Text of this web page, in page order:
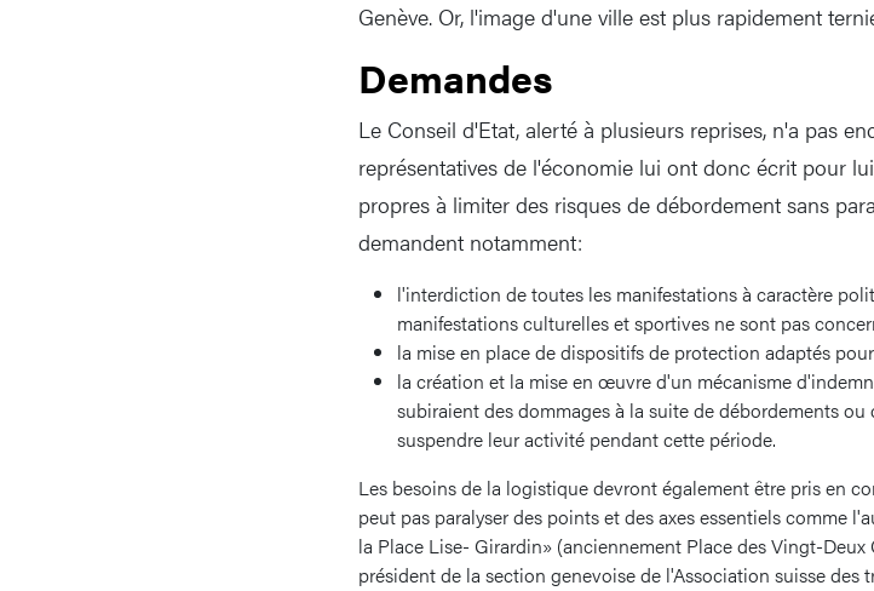
Genève. Or, l'image d'une ville est plus rapidement
Demandes
Le Conseil d'Etat, alerté à plusieurs reprises, n'a pas
représentatives de l'économie lui ont donc écrit pour
propres à limiter des risques de débordement sans
demandent notamment:
l'interdiction de toutes les manifestations à caractère
manifestations culturelles et sportives ne sont pas
la mise en place de dispositifs de protection adaptés
la création et la mise en œuvre d'un mécanisme
subiraient des dommages à la suite de débordements
suspendre leur activité pendant cette période.
Les besoins de la logistique devront également être pris en
peut pas paralyser des points et des axes essentiels comme
la Place Lise- Girardin» (anciennement Place des Vingt-Deux
président de la section genevoise de l'Association suisse des